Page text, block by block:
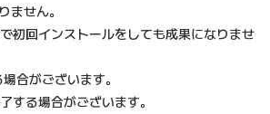
せん。
初回インストールをしても成果になりませ
合がございます。
する場合がございます。